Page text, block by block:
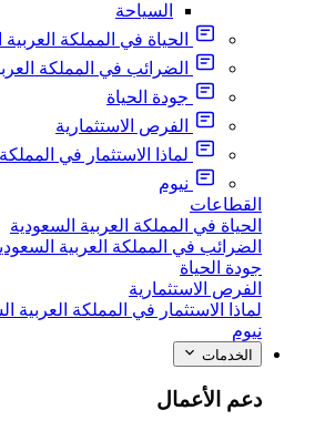
السياحة
الحياة في المملكة
الضرائب في المملكة
جودة الحياة
الفرص الاستثمارية
لماذا الاستثمار في
نيوم
القطاعات
الحياة في المملكة العربية السعودية
الضرائب في المملكة العربية
جودة الحياة
الفرص الاستثمارية
لماذا الاستثمار في المملكة العربية
نيوم
الخدمات
دعم الأعمال